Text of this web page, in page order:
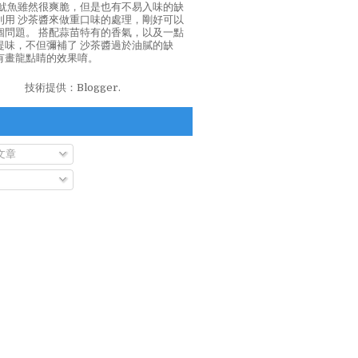
魚雖然很爽脆，但是也有不易入味的缺
用 沙茶醬來做重口味的處理，剛好可以
問題。 搭配蒜苗特有的香氣，以及一點
味，不但彌補了 沙茶醬過於油膩的缺
龍點睛的效果唷。
技術提供： Blogger.
章